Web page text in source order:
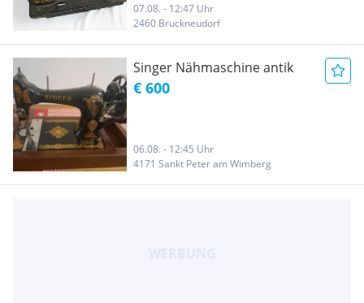
07.08. - 12:47 Uhr
2460 Bruckneudorf
Singer Nähmaschine antik
€ 600
06.08. - 12:45 Uhr
4171 Sankt Peter am Wimberg